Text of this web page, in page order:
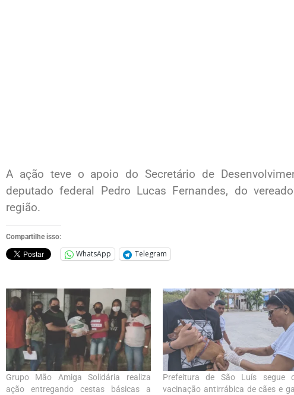
A ação teve o apoio do Secretário de
deputado federal Pedro Lucas Fernandes, do
região.
Compartilhe isso:
WhatsApp Telegram
Grupo Mão Amiga Solidária realiza
ação entregando cestas básicas a
Prefeitura de São Luís segue
vacinação antirrábica de cães e